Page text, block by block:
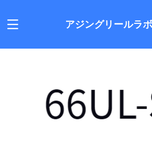
アジングリールラボ